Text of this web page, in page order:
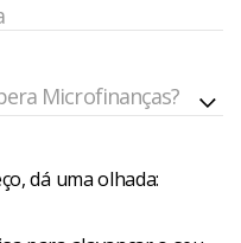
Microfinanças?
dá uma olhada: